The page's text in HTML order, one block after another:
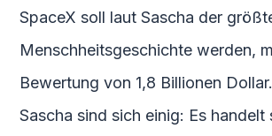
SpaceX soll laut Sascha der
Menschheitsgeschichte werden,
Bewertung von 1,8 Billionen
Sascha sind sich einig: Es handelt